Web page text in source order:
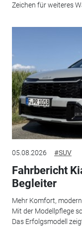
Zeichen für weiteres
05.08.2026 #SUV
Fahrbericht
Begleiter
Mehr Komfort,
Mit der Modellpflege
Das Erfolgsmodell